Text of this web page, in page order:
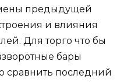
предыдущей
и влияния
Для торго что бы
бары
сравнить последний